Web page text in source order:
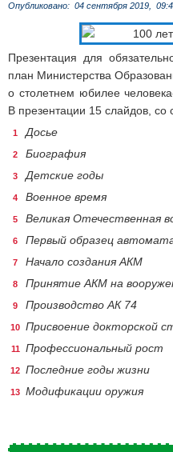
Опубликовано: 04 сентября 2019,
Презентация для
план Министерства
о столетнем юбилее
В презентации 15 слайдов,
Досье
Биография
Детские годы
Военное время
Великая Отечественная
Первый образец
Начало создания АКМ
Принятие АКМ на
Производство АК 74
Присвоение докторской
Профессиональный рост
Последние годы жизни
Модификации оружия